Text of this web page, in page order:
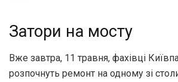
Затори на мосту
Вже завтра, 11 травня, фахівці
розпочнуть ремонт на одному зі